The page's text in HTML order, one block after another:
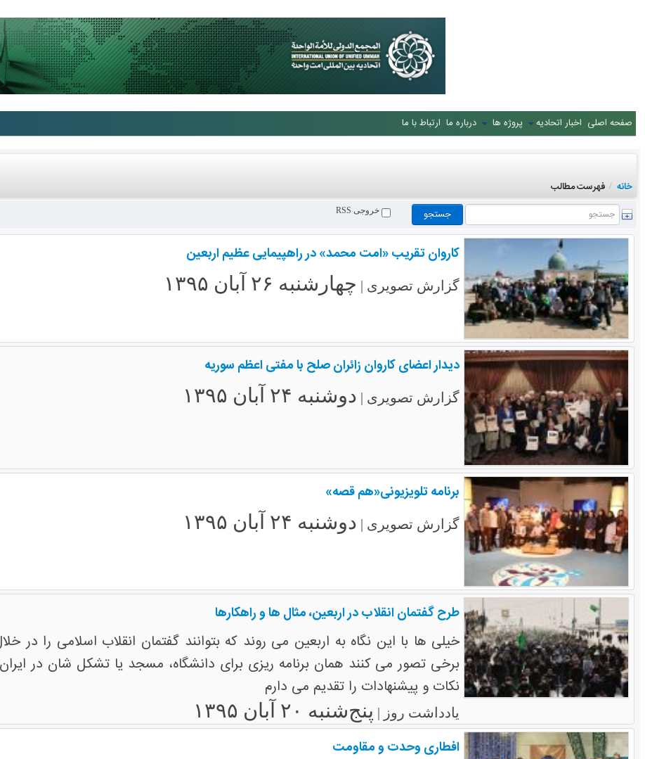
صفحه اصلی اخبار اتحادیه پروژه ها درباره ما ارتباط با ما
خانه / فهرست مطالب
خروجی RSS
کاروان تقریب «امت محمد» در راهپیمایی عظیم اربعین
گزارش تصویری | چهارشنبه ۲۶ آبان ۱۳۹۵
دیدار اعضای کاروان زائران صلح با مفتی اعظم سوریه
گزارش تصویری | دوشنبه ۲۴ آبان ۱۳۹۵
برنامه تلویزیونی«هم قصه»
گزارش تصویری | دوشنبه ۲۴ آبان ۱۳۹۵
طرح گفتمان انقلاب در اربعین، مثال ها و راهکارها
خیلی ها با این نگاه به اربعین می روند که بتوانند گفتمان انقلاب اسلامی را
برخی تصور می کنند همان برنامه ریزی برای دانشگاه، مسجد یا تشکل شان در
نکات و پیشنهادات را تقدیم می دارم
یادداشت روز | پنج‌شنبه ۲۰ آبان ۱۳۹۵
افطاری وحدت و مقاومت